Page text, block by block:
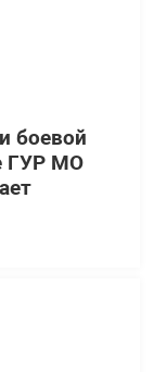
боевой
ГУР МО